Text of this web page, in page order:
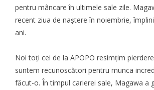
pentru mâncare în ultimele sale zile.
recent ziua de naștere în noiembrie,
ani.
Noi toți cei de la APOPO resimțim
suntem recunoscători pentru munca
făcut-o. În timpul carierei sale, Magawa a